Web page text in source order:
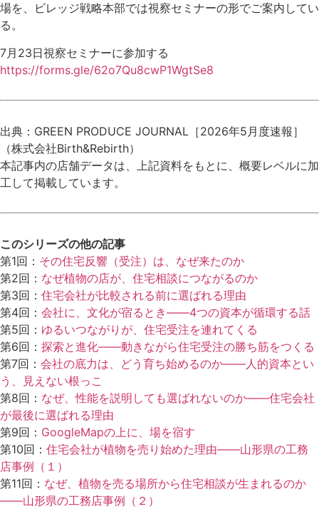
場を、ビレッジ戦略本部では視察セミナーの形でご案内してい
る。
7月23日視察セミナーに参加する
https://forms.gle/62o7Qu8cwP1WgtSe8
出典：GREEN PRODUCE JOURNAL［2026年5月度速報］
（株式会社Birth&Rebirth）
本記事内の店舗データは、上記資料をもとに、概要レベルに加
工して掲載しています。
このシリーズの他の記事
第1回： その住宅反響（受注）は、なぜ来たのか
第2回： なぜ植物の店が、住宅相談につながるのか
第3回： 住宅会社が比較される前に選ばれる理由
第4回： 会社に、文化が宿るとき――4つの資本が循環する話
第5回： ゆるいつながりが、住宅受注を連れてくる
第6回： 探索と進化――動きながら住宅受注の勝ち筋をつくる
第7回： 会社の底力は、どう育ち始めるのか――人的資本とい
う、見えない根っこ
第8回： なぜ、性能を説明しても選ばれないのか――住宅会社
が最後に選ばれる理由
第9回： GoogleMapの上に、場を宿す
第10回： 住宅会社が植物を売り始めた理由――山形県の工務
店事例（１）
第11回： なぜ、植物を売る場所から住宅相談が生まれるのか
――山形県の工務店事例（２）